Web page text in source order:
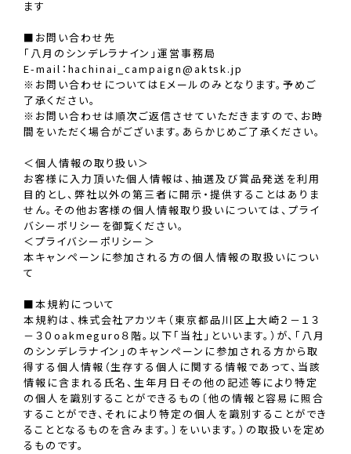
ます
■お問い合わせ先
「八月のシンデレラナイン」運営事務局
E-mail：hachinai_campaign@aktsk.jp
※お問い合わせについてはEメールのみとなります。予めご
了承ください。
※お問い合わせは順次ご返信させていただきますので、お時
間をいただく場合がございます。あらかじめご了承ください。
＜個人情報の取り扱い＞
お客様に入力頂いた個人情報は、抽選及び賞品発送を利用
目的とし、弊社以外の第三者に開示・提供することはありま
せん。その他お客様の個人情報取り扱いについては、プライ
バシーポリシーを御覧ください。
＜プライバシーポリシー＞
本キャンペーンに参加される方の個人情報の取扱いについ
て
■本規約について
本規約は、株式会社アカツキ（東京都品川区上大崎２－１３
－３０oakmeguro８階。以下「当社」といいます。）が、「八月
のシンデレラナイン」のキャンペーンに参加される方から取
得する個人情報（生存する個人に関する情報であって、当該
情報に含まれる氏名、生年月日その他の記述等により特定
の個人を識別することができるもの〔他の情報と容易に照合
することができ、それにより特定の個人を識別することができ
ることとなるものを含みます。〕をいいます。）の取扱いを定め
るものです。